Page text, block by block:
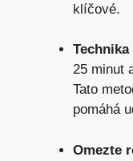
klíčové.
25 minut
Tato
pomáhá
Omezte